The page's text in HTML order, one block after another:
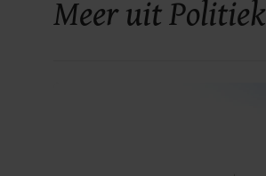
Meer uit Politiek